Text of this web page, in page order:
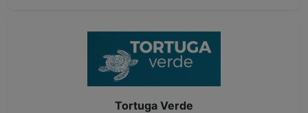
Tortuga Verde